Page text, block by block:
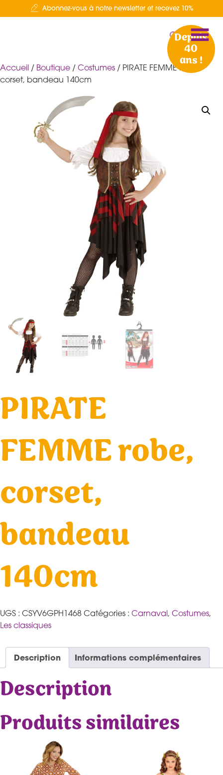
Abonnez-vous à notre newsletter et recevez 10%
Depuis
40
ans !
Accueil / Boutique / Costumes / PIRATE FEMME robe,
corset, bandeau 140cm
PIRATE
FEMME robe,
corset,
bandeau
140cm
UGS : CSYV6GPH1468 Catégories : Carnaval, Costumes,
Les classiques
Description Informations complémentaires
Description
Produits similaires